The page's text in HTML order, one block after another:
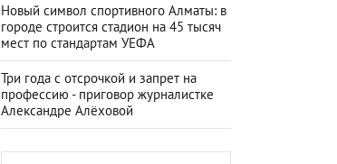
Новый символ спортивного Алматы: в
городе строится стадион на 45 тысяч
мест по стандартам УЕФА
Три года с отсрочкой и запрет на
профессию - приговор журналистке
Александре Алёховой